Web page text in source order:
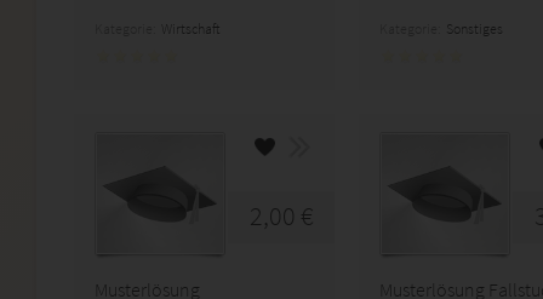
Wirtschaft Sonstiges
2,00 €
Musterlösung
Musterlösung